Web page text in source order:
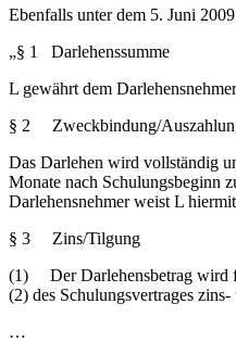
Ebenfalls unter dem 5. Juni
„§ 1 Darlehenssumme
L gewährt dem
§ 2 Zweckbindung/
Das Darlehen wird vollständig
Monate nach Schulungsbeginn
Darlehensnehmer weist L
§ 3 Zins/Tilgung
(1) Der Darlehensbetrag wird
(2) des Schulungsvertrages
…